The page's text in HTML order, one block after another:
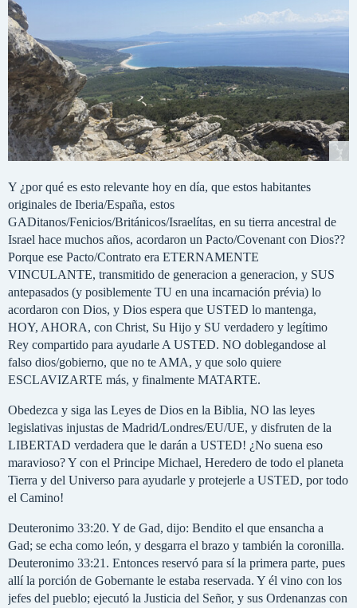
Y ¿por qué es esto relevante hoy en día, que estos habitantes
originales de Iberia/España, estos
GADitanos/Fenicios/Británicos/Israelítas, en su tierra ancestral de
Israel hace muchos años, acordaron un Pacto/Covenant con Dios??
Porque ese Pacto/Contrato era ETERNAMENTE
VINCULANTE, transmitido de generacion a generacion, y SUS
antepasados (y posiblemente TU en una incarnación prévia) lo
acordaron con Dios, y Dios espera que USTED lo mantenga,
HOY, AHORA, con Christ, Su Hijo y SU verdadero y legítimo
Rey compartido para ayudarle A USTED. NO doblegandose al
falso dios/gobierno, que no te AMA, y que solo quiere
ESCLAVIZARTE más, y finalmente MATARTE.
Obedezca y siga las Leyes de Dios en la Biblia, NO las leyes
legislativas injustas de Madrid/Londres/EU/UE, y disfruten de la
LIBERTAD verdadera que le darán a USTED! ¿No suena eso
maravioso? Y con el Principe Michael, Heredero de todo el planeta
Tierra y del Universo para ayudarle y protejerle a USTED, por todo
el Camino!
Deuteronimo 33:20. Y de Gad, dijo: Bendito el que ensancha a
Gad; se echa como león, y desgarra el brazo y también la coronilla.
Deuteronimo 33:21. Entonces reservó para sí la primera parte, pues
allí la porción de Gobernante le estaba reservada. Y él vino con los
jefes del pueblo; ejecutó la Justicia del Señor, y sus Ordenanzas con